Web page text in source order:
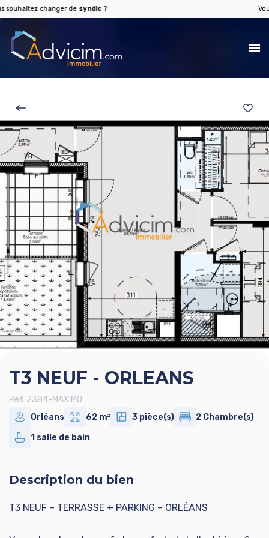
changer desyndic? Vous
T3 NEUF - ORLEANS
Ref. 2384-MAXIMO
Orléans
62 m² 3 pièce(s) 2 Chambre(s)
1 salle de bain
Description du bien
T3 NEUF – TERRASSE + PARKING – ORLÉANS